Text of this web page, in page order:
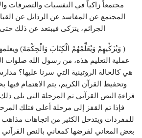
مجتمعاً زاكياً في النفسيات والتصرفات
المجتمع عن المفاسد عن الرذائل عن
الجرائم، يتزكى فيبتعد عن ذلك
( وَيُزَكِّيهِمْ وَيُعَلِّمُهُمُ الْكِتَابَ وَالْحِكْمَةَ)
عملية التعليم هذه، من رسول الله صلوات
هي كالحالة الروتينية التي سرنا عليها؟
وتحفيظ القرآن الكريم، يتم الاهتمام فيها
قراءة النص القرآني ثم المرحلة التي تلي ذلك
فإذا تم القفز إلى مرحلة أعلى فتلك
للمفردات ويتدخل الكثير من اتجاهات مذاهب
بعض المعاني لفرضها كمعاني بالنص القرآني